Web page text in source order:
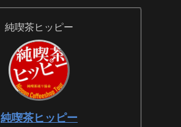
純喫茶ヒッピー
純喫茶ヒッピー